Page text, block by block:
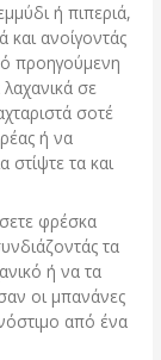
ή πιπεριά,
και ανοίγοντάς
προηγούμενη
σε
σοτέ
ή να
στίψτε τα και
φρέσκα
τα
ή να τα
οι μπανάνες
από ένα